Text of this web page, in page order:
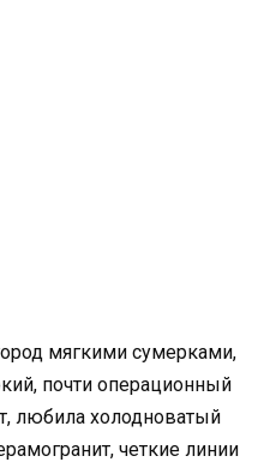
мягкими сумерками,
почти операционный
любила холодноватый
четкие линии